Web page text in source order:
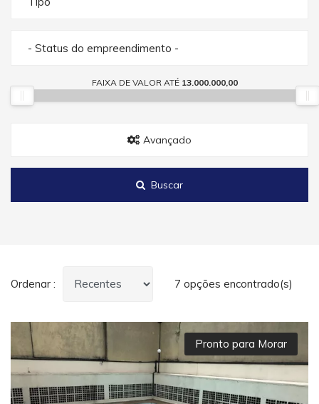
- Status do empreendimento -
FAIXA DE VALOR ATÉ 13.000.000,00
Avançado
Buscar
Ordenar : 7 opções encontrado(s)
Pronto para Morar